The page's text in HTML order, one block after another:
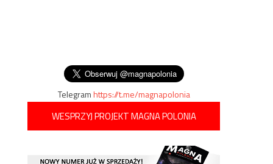
Telegramhttps://t.me/magnapolonia
WESPRZYJ PROJEKT MAGNA POLONIA